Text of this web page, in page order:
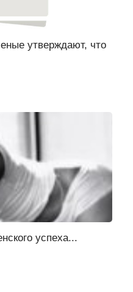
утверждают, что
успеха...